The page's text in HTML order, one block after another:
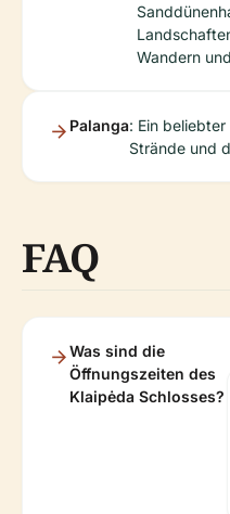
Wandern
Palanga: Ein
Strände und
FAQ
Was sind die
Öffnungszeiten des
Klaipėda Schlosses?